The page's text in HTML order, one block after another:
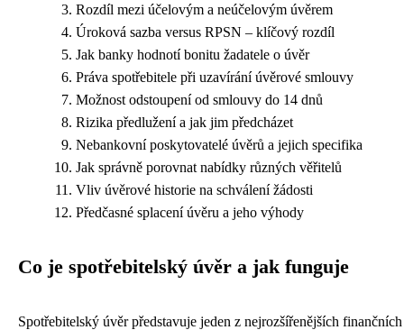
Rozdíl mezi účelovým a neúčelovým úvěrem
Úroková sazba versus RPSN – klíčový rozdíl
Jak banky hodnotí bonitu žadatele o úvěr
Práva spotřebitele při uzavírání úvěrové smlouvy
Možnost odstoupení od smlouvy do 14 dnů
Rizika předlužení a jak jim předcházet
Nebankovní poskytovatelé úvěrů a jejich specifika
Jak správně porovnat nabídky různých věřitelů
Vliv úvěrové historie na schválení žádosti
Předčasné splacení úvěru a jeho výhody
Co je spotřebitelský úvěr a jak funguje
Spotřebitelský úvěr představuje jeden z nejrozšířenějších